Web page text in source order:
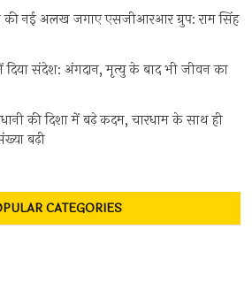
की नई अलख जगाए एसजीआरआर ग्रुप: राम सिंह
दिया संदेश: अंगदान, मृत्यु के बाद भी जीवन का
की दिशा में बढ़े कदम, चारधाम के साथ ही
बढ़ी
CATEGORIES